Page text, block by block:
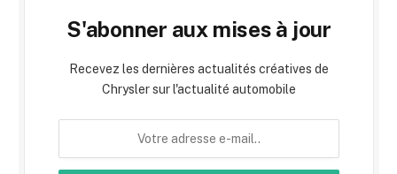
S'abonner aux mises à jour
Recevez les dernières actualités créatives de
Chrysler sur l'actualité automobile